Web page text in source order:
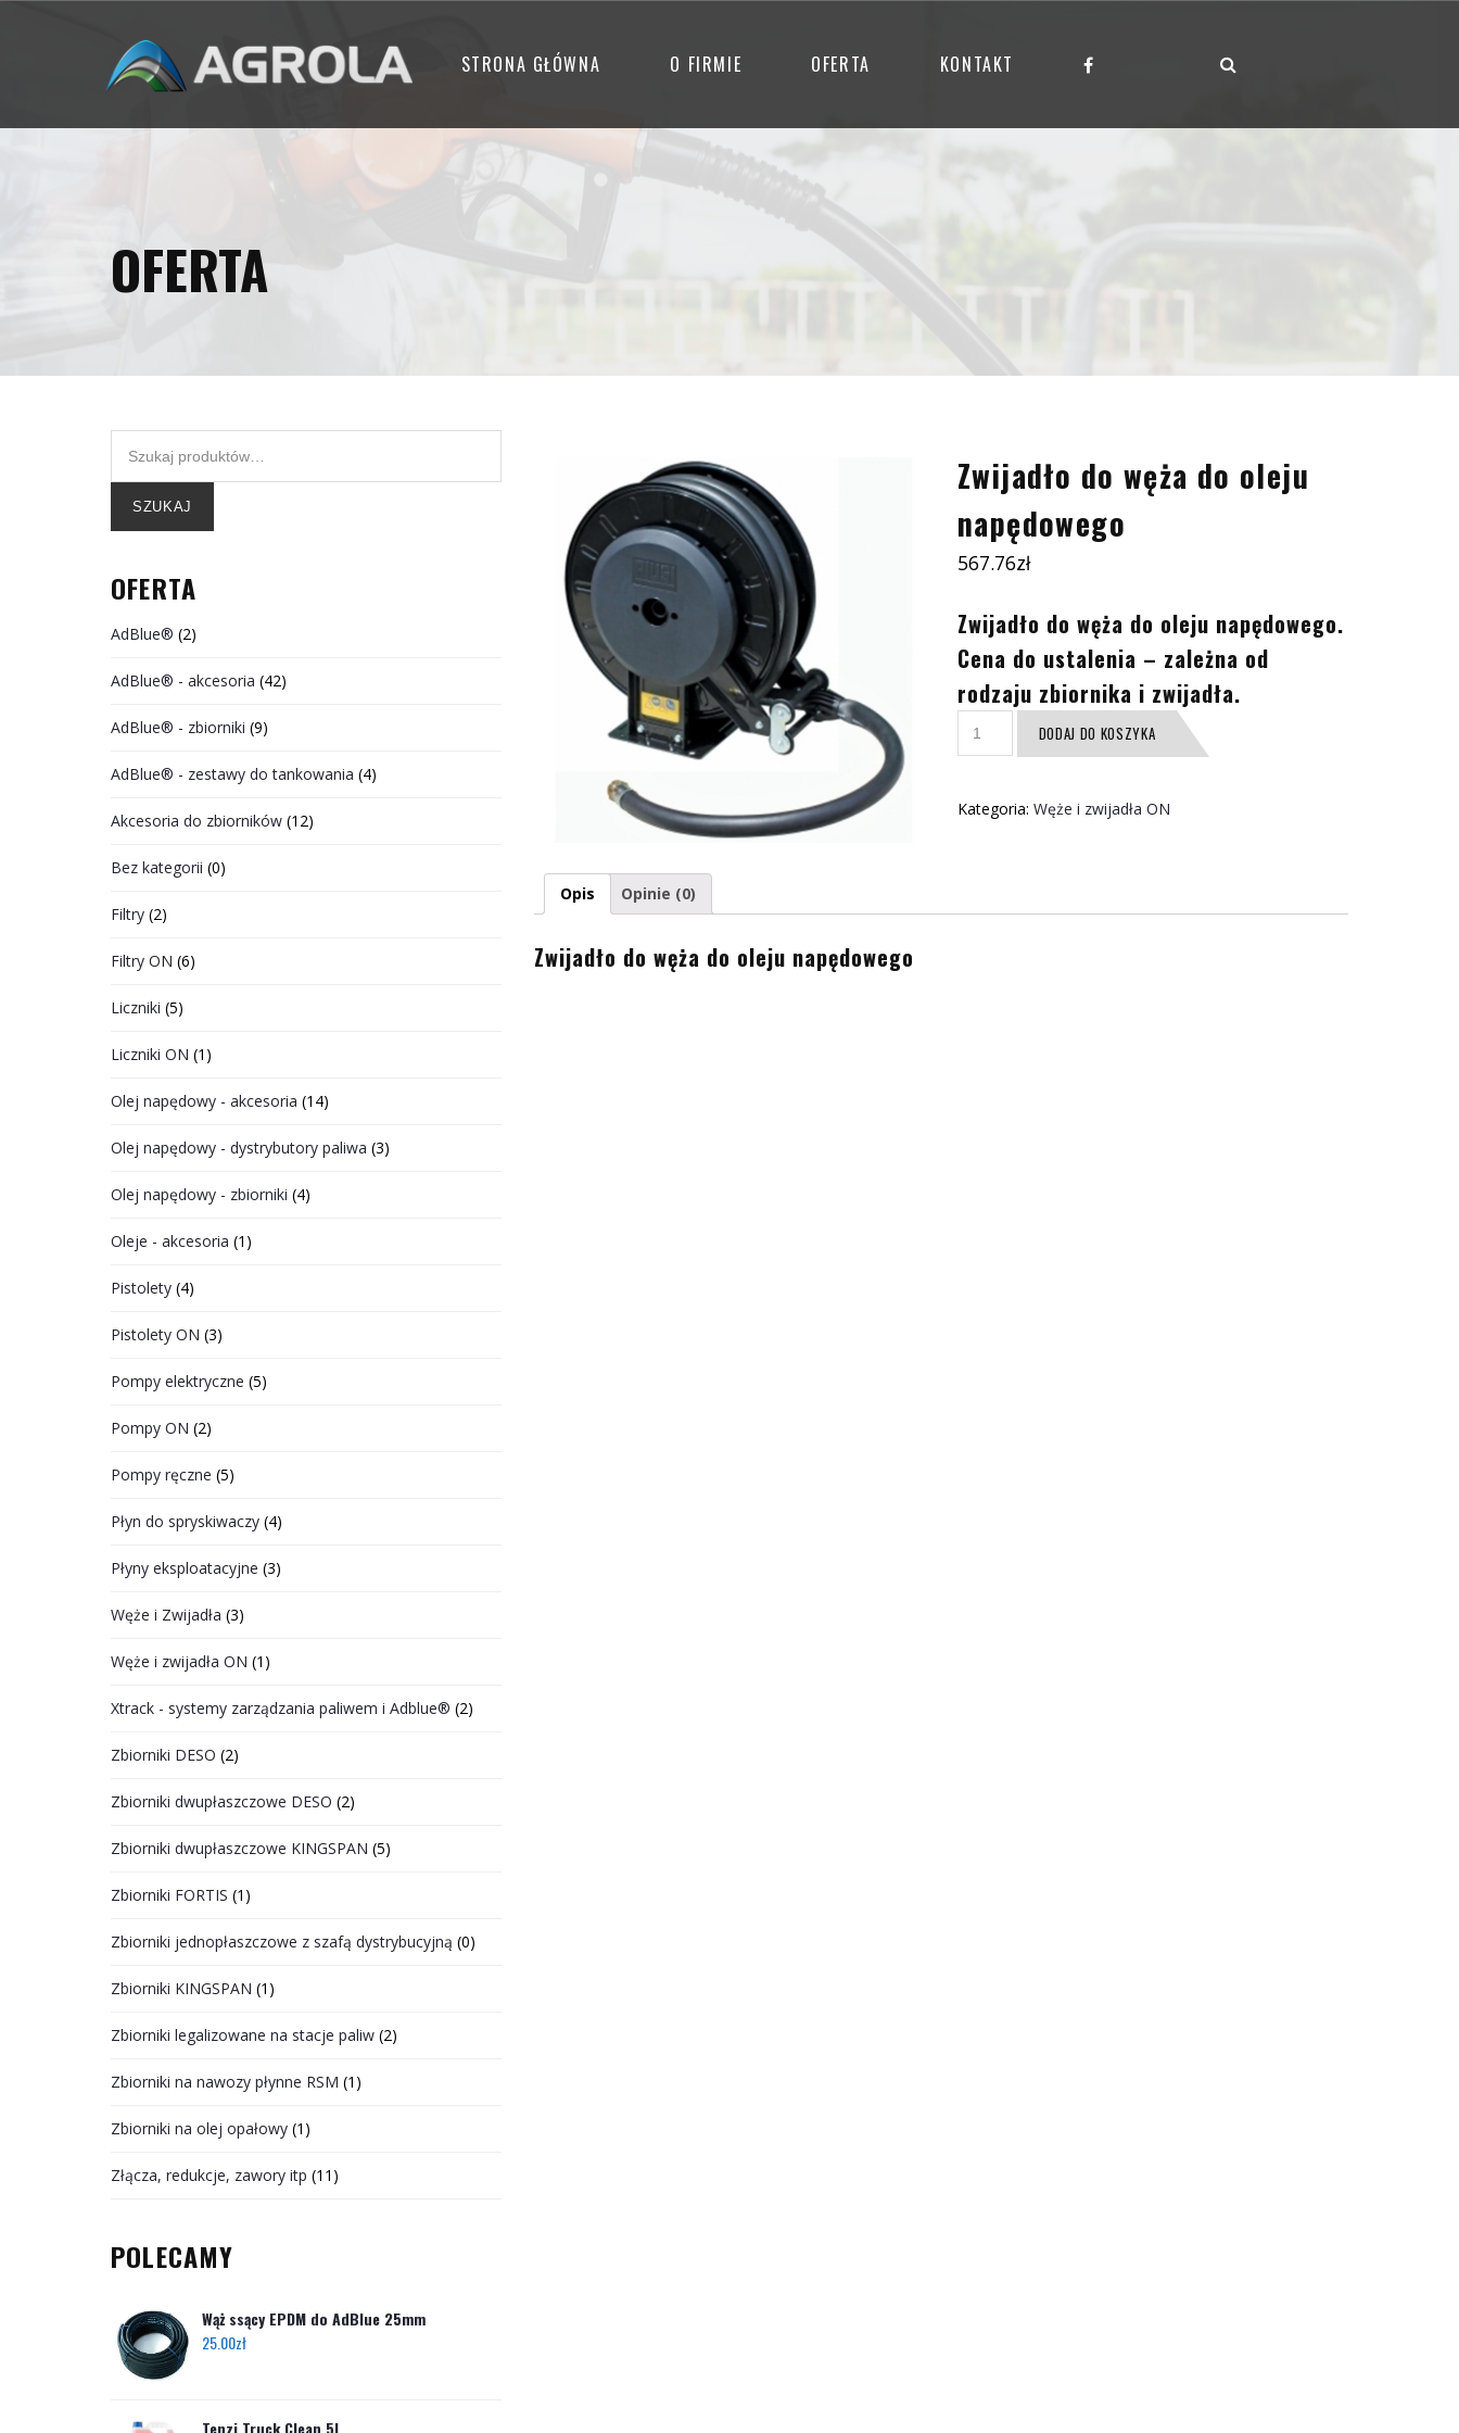
STRONA GŁÓWNA O FIRMIE OFERTA KONTAKT
OFERTA
SZUKAJ
OFERTA
AdBlue® (2)
AdBlue® - akcesoria (42)
AdBlue® - zbiorniki (9)
AdBlue® - zestawy do tankowania (4)
Akcesoria do zbiorników (12)
Bez kategorii (0)
Filtry (2)
Filtry ON (6)
Liczniki (5)
Liczniki ON (1)
Olej napędowy - akcesoria (14)
Olej napędowy - dystrybutory paliwa (3)
Olej napędowy - zbiorniki (4)
Oleje - akcesoria (1)
Pistolety (4)
Pistolety ON (3)
Pompy elektryczne (5)
Pompy ON (2)
Pompy ręczne (5)
Płyn do spryskiwaczy (4)
Płyny eksploatacyjne (3)
Węże i Zwijadła (3)
Węże i zwijadła ON (1)
Xtrack - systemy zarządzania paliwem i Adblue® (2)
Zbiorniki DESO (2)
Zbiorniki dwupłaszczowe DESO (2)
Zbiorniki dwupłaszczowe KINGSPAN (5)
Zbiorniki FORTIS (1)
Zbiorniki jednopłaszczowe z szafą dystrybucyjną (0)
Zbiorniki KINGSPAN (1)
Zbiorniki legalizowane na stacje paliw (2)
Zbiorniki na nawozy płynne RSM (1)
Zbiorniki na olej opałowy (1)
Złącza, redukcje, zawory itp (11)
POLECAMY
Wąż ssący EPDM do AdBlue 25mm
25.00zł
Tenzi Truck Clean 5l
Zwijadło do węża do oleju
napędowego
567.76zł
Zwijadło do węża do oleju napędowego.
Cena do ustalenia – zależna od
rodzaju zbiornika i zwijadła.
Zwijadło
do
DODAJ DO KOSZYKA
Kategoria: Węże i zwijadła ON
Opis Opinie (0)
Zwijadło do węża do oleju napędowego